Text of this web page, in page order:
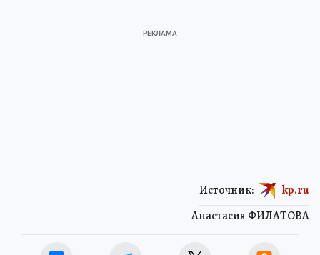
Анастасия ФИЛАТОВА
Источник: kp.ru